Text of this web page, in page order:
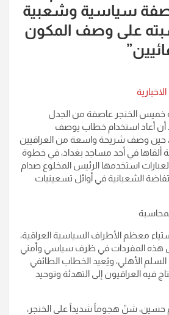
سياسية وشعبية
على وصف المكون
خميس الخنجر عاصفة من الجدل
أن أعاد استخدام خطاب يوصف
حين وصف شريحة واسعة من العراقيين
ألقاها في أحد مساجد بغداد، في خطوة
استخدمها الرئيس المخلوع صدام
الشعبانية في أوائل تسعينيات
معظم الأطراف السياسية العراقية،
هذه المفردات في ظرف سياسي وأمني
الأهلي، ويُعيد الخطاب الطائفي
فيه العراقيون إلى التهدئة وتوحيد
حسين، شنّ هجوماً شديداً على الخنجر،